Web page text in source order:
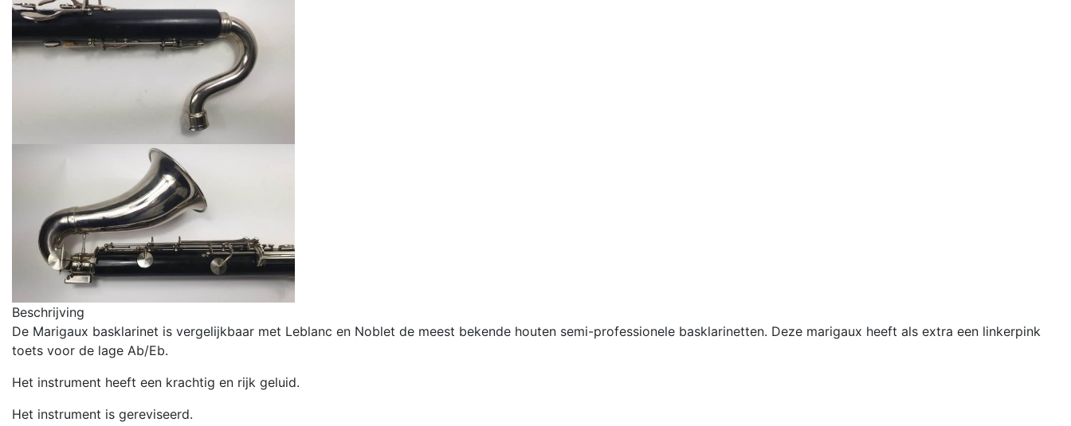
Beschrijving
De Marigaux basklarinet is vergelijkbaar met Leblanc en Noblet de meest bekende houten semi-professionele basklarinetten. Deze marigaux heeft als extra een linkerpink
toets voor de lage Ab/Eb.
Het instrument heeft een krachtig en rijk geluid.
Het instrument is gereviseerd.